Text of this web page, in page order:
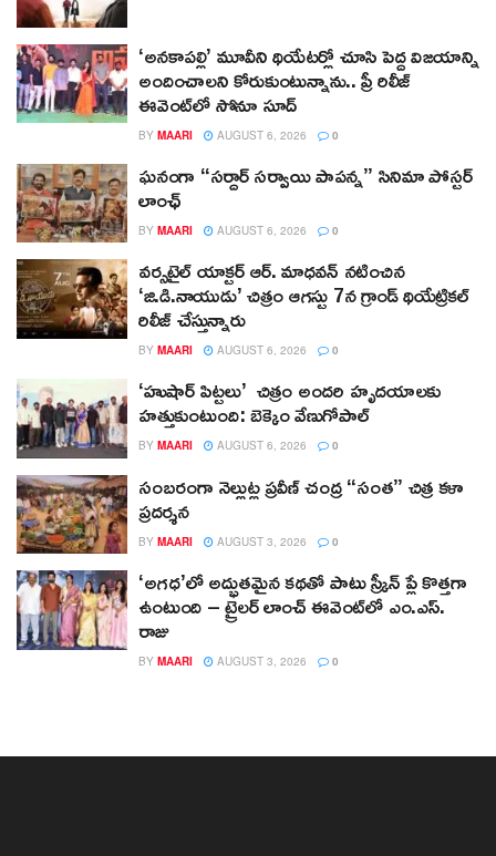
‘అనకాపల్లి’ మూవీని థియేటర్లో చూసి పెద్ద విజయాన్ని
అందించాలని కోరుకుంటున్నాను.. ప్రీ రిలీజ్
ఈవెంట్‌లో సోనూ సూద్
BY MAARI AUGUST 6, 2026 0
ఘనంగా “సర్దార్ సర్వాయి పాపన్న” సినిమా పోస్టర్
లాంఛ్
BY MAARI AUGUST 6, 2026 0
వర్సటైల్ యాక్టర్ ఆర్‌. మాధవన్‌ నటించిన
‘జి.డి.నాయుడు’ చిత్రం ఆగస్టు 7న గ్రాండ్ థియేట్రికల్
రిలీజ్ చేస్తున్నారు
BY MAARI AUGUST 6, 2026 0
‘హుషార్‌ పిట్టలు’ చిత్రం అందరి హృదయాలకు
హత్తుకుంటుంది: బెక్కెం వేణుగోపాల్‌
BY MAARI AUGUST 6, 2026 0
సంబరంగా నెల్లుట్ల ప్రవీణ్ చంద్ర “సంత” చిత్ర కళా
ప్రదర్శన
BY MAARI AUGUST 3, 2026 0
‘అగధ’లో అద్భుతమైన కథతో పాటు స్క్రీన్ ప్లే కొత్తగా
ఉంటుంది – ట్రైలర్ లాంచ్ ఈవెంట్‌లో ఎం.ఎస్.
రాజు
BY MAARI AUGUST 3, 2026 0